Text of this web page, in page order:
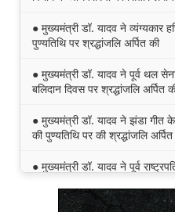
● मुख्यमंत्री डॉ. यादव ने व्यंग्यकार
पुण्यतिथि पर श्रद्धांजलि अर्पित की
● मुख्यमंत्री डॉ. यादव ने पूर्व थल
बलिदान दिवस पर श्रद्धांजलि अर्पित
● मुख्यमंत्री डॉ. यादव ने झंडा गीत
की पुण्यतिथि पर की श्रद्धांजलि अर्पित
● मुख्यमंत्री डॉ. यादव ने पूर्व